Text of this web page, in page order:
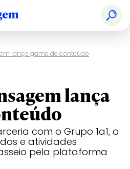
lança game de conteúdo
lança
com o Grupo 1a1, o
e atividades
pela plataforma